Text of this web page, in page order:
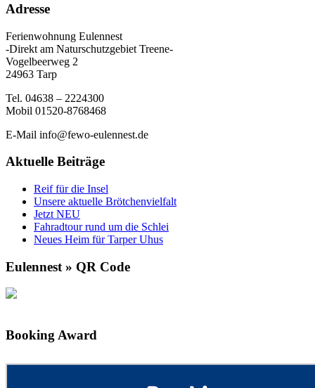
Adresse
Ferienwohnung Eulennest
-Direkt am Naturschutzgebiet Treene-
Vogelbeerweg 2
24963 Tarp
Tel. 04638 – 2224300
Mobil 01520-8768468
E-Mail info@fewo-eulennest.de
Aktuelle Beiträge
Reif für die Insel
Unsere aktuelle Brötchenvielfalt
Jetzt NEU
Fahradtour rund um die Schlei
Neues Heim für Tarper Uhus
Eulennest » QR Code
Booking Award